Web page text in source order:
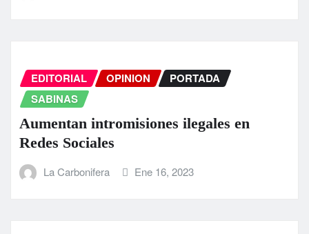
EDITORIAL OPINION
PORTADA
SABINAS
Aumentan intromisiones ilegales en
Redes Sociales
La Carbonifera Ene 16, 2023